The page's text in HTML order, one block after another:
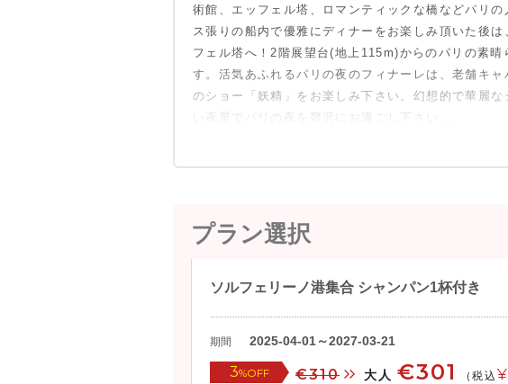
術館、エッフェル塔、ロマンティックな橋などパリ
ス張りの船内で優雅にディナーをお楽しみ頂いた後
フェル塔へ！2階展望台(地上115m)からのパリの素晴
す。活気あふれるパリの夜のフィナーレは、老舗キ
のショー「妖精」をお楽しみ下さい。幻想的で華麗
い夜景でパリの夜を贅沢にお過ごし下さい。。
プラン選択
ソルフェリーノ港集合 シャンパン1杯付き
期間 2025-04-01～2027-03-21
3%OFF €310 大人 €301 (税込